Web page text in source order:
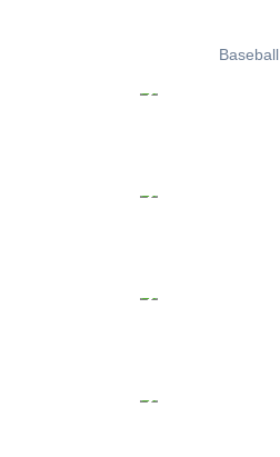
Baseball